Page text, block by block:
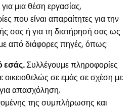
μια θέση εργασίας,
που είναι απαραίτητες για την
σας ή για τη διατήρησή σας ως
από διάφορες πηγές, όπως:
εσάς.Συλλέγουμε πληροφορίες
σε εμάς σε σχέση με
απασχόληση,
της συμπλήρωσης και